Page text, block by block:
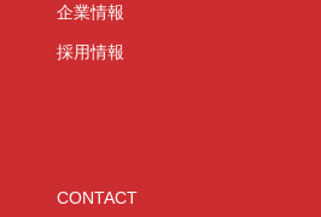
企業情報
採用情報
CONTACT